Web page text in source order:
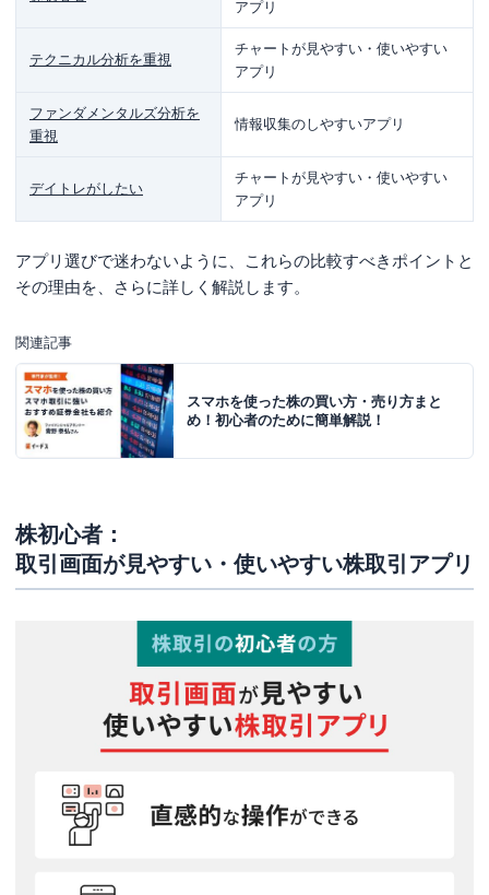
岡三オンライン「岡三カブスマホ」
DMM株「DMM株（スマホアプリ）」
アプリ
テクニカル分析を重視
チャートが見やすい・使いやすい
アプリ
ファンダメンタルズ分析を
重視
情報収集のしやすいアプリ
デイトレがしたい
チャートが見やすい・使いやすい
アプリ
アプリ選びで迷わないように、これらの比較すべきポイントと
その理由を、さらに詳しく解説します。
関連記事
スマホを使った株の買い方・売り方まと
め！初心者のために簡単解説！
株初心者：
取引画面が見やすい・使いやすい株取引アプリ